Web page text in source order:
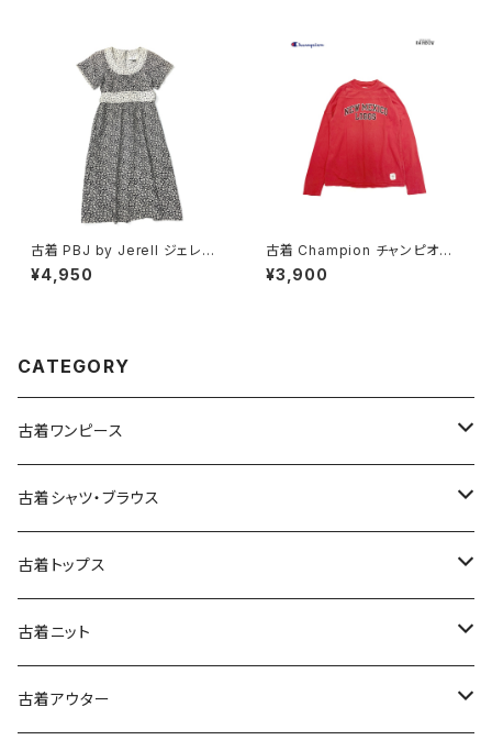
古着 PBJ by Jerell ジェレル
リボン 花柄 コットン100％ 膝丈
半袖 ワンピース 黒 (oa26070
¥4,950
古着 Champion チャンピオン
NEW MEXICO LOBOS プリン
ト カットソー 長袖 Ｔシャツ 赤 (t
¥3,900
CATEGORY
古着ワンピース
古着長袖ワンピース
古着半袖ワンピース
古着ノースリーブワンピース
古着キャミソールワンピース
古着シャツ・ブラウス
古着長袖シャツ・ブラウス
古着半袖シャツ・ブラウス
古着ノースリーブシャツ・ブラウス
古着トップス
古着スウェット&パーカー
古着スウェット
古着プルオーバー
古着ニット
古着セーター
古着アウター